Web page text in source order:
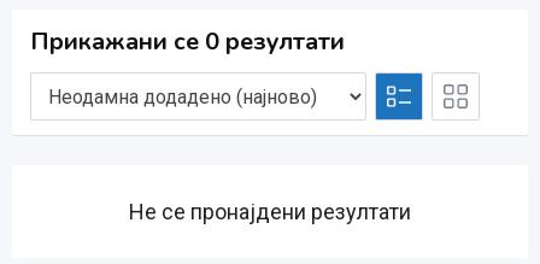
Прикажани се 0 резултати
Не се пронајдени резултати